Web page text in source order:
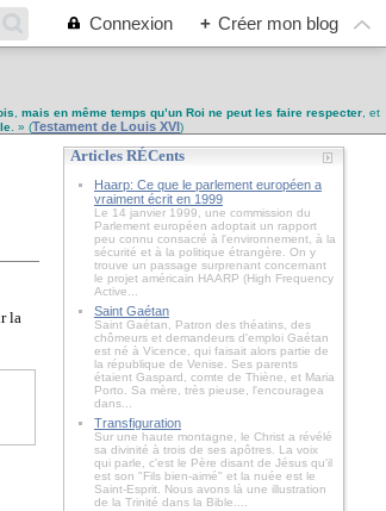
Connexion + Créer mon blog
mais en même temps qu’un Roi ne peut les faire respecter, et
. » (Testament de Louis XVI)
la
Articles RÉCents
Haarp: Ce que le parlement européen a
vraiment écrit en 1999
Le 14 janvier 1999, une commission du
Parlement européen adoptait un rapport
peu connu consacré à l'environnement, à la
sécurité et à la politique étrangère. On y
trouve un passage surprenant concernant
le projet américain HAARP (High Frequency
Active...
Saint Gaétan
Saint Gaétan, Patron des théatins, des
chômeurs et demandeurs d'emploi Gaétan
est né à Vicence, qui faisait alors partie de
la république de Venise. Ses parents
étaient Gaspard, comte de Thiène, et Maria
Porto. Sa mère, très pieuse, l'encouragea
dans...
Transfiguration
Sur une haute montagne, le Christ a révélé
sa divinité à trois de ses apôtres. La voix
qui parle, c'est le Père disant de Jésus qu'il
est son "Fils bien-aimé" et la nuée est le
Saint-Esprit. Nous avons là une illustration
de la Trinité dans la Bible....